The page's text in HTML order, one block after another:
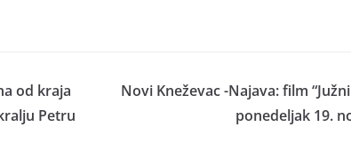
od kraja
Petru
Novi Kneževac -Najava: film
ponedeljak 19.